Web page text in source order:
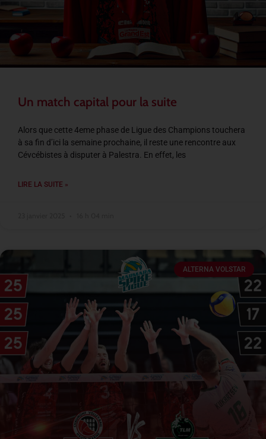
Un match capital pour la suite
Alors que cette 4eme phase de Ligue des Champions touchera
à sa fin d’ici la semaine prochaine, il reste une rencontre aux
Cévcébistes à disputer à Palestra. En effet, les
LIRE LA SUITE »
ALTERNA VOLSTAR